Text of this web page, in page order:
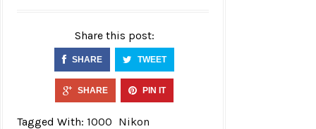
Share this post:
SHARE TWEET
SHARE PIN IT
Tagged With: 1000 Nikon